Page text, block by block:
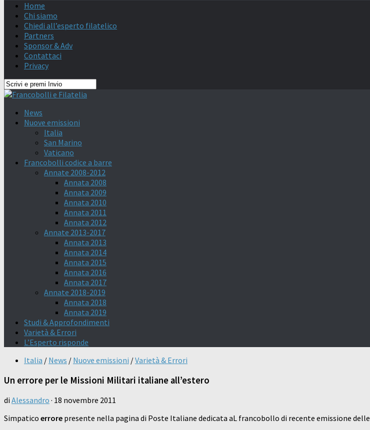
Home
Chi siamo
Chiedi all’esperto filatelico
Partners
Sponsor & Adv
Contattaci
Privacy
News
Nuove emissioni
Italia
San Marino
Vaticano
Francobolli codice a barre
Annate 2008-2012
Annata 2008
Annata 2009
Annata 2010
Annata 2011
Annata 2012
Annate 2013-2017
Annata 2013
Annata 2014
Annata 2015
Annata 2016
Annata 2017
Annate 2018-2019
Annata 2018
Annata 2019
Studi & Approfondimenti
Varietà & Errori
L’Esperto risponde
Italia / News / Nuove emissioni /Varietà & Errori
Un errore per le Missioni Militari italiane all’estero
di Alessandro · 18 novembre 2011
Simpatico errore presente nella pagina di Poste Italiane dedicata aL francobollo di recente emissione delle